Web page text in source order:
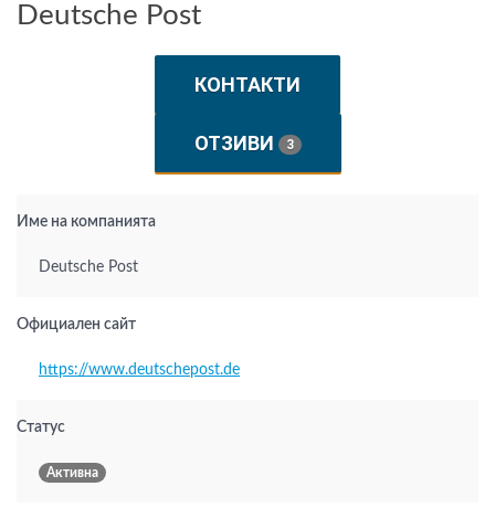
Deutsche Post
КОНТАКТИ
ОТЗИВИ 3
Име на компанията
Deutsche Post
Официален сайт
https://www.deutschepost.de
Статус
Активна